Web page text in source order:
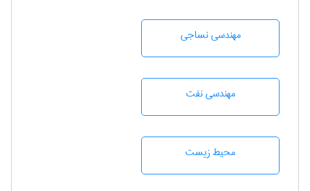
مهندسي نساجی
مهندسی نفت
محيط زيست